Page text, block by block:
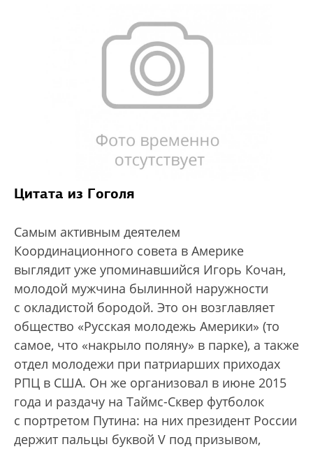
Цитата из Гоголя
Самым активным деятелем
Координационного совета в Америке
выглядит уже упоминавшийся Игорь Кочан,
молодой мужчина былинной наружности
с окладистой бородой. Это он возглавляет
общество «Русская молодежь Америки» (то
самое, что «накрыло поляну» в парке), а также
отдел молодежи при патриарших приходах
РПЦ в США. Он же организовал в июне 2015
года и раздачу на Таймс-Сквер футболок
с портретом Путина: на них президент России
держит пальцы буквой V под призывом,